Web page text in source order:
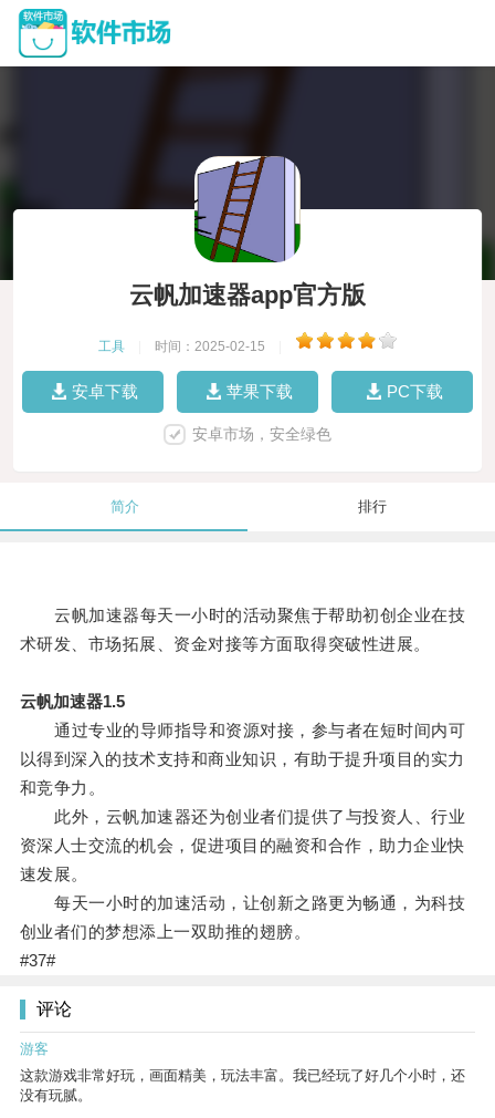
云帆加速器app官方版
工具 时间：2025-02-15
安卓下载 苹果下载 PC下载
安卓市场，安全绿色
简介 排行
云帆加速器每天一小时的活动聚焦于帮助初创企业在技
术研发、市场拓展、资金对接等方面取得突破性进展。
云帆加速器1.5
通过专业的导师指导和资源对接，参与者在短时间内可
以得到深入的技术支持和商业知识，有助于提升项目的实力
和竞争力。
此外，云帆加速器还为创业者们提供了与投资人、行业
资深人士交流的机会，促进项目的融资和合作，助力企业快
速发展。
每天一小时的加速活动，让创新之路更为畅通，为科技
创业者们的梦想添上一双助推的翅膀。
#37#
评论
游客
这款游戏非常好玩，画面精美，玩法丰富。我已经玩了好几个小时，还
没有玩腻。